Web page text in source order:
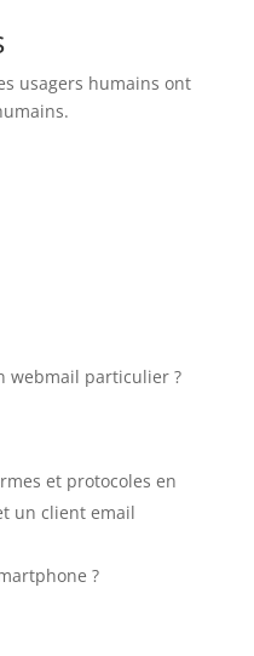
usagers humains ont
webmail particulier ?
et protocoles en
un client email
?